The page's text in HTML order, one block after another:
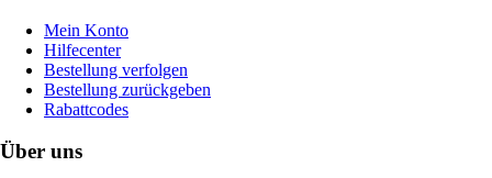
Mein Konto
Hilfecenter
Bestellung verfolgen
Bestellung zurückgeben
Rabattcodes
Über uns